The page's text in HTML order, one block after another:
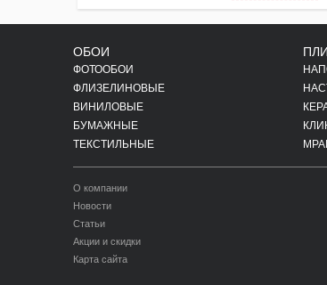
ОБОИ
ФОТООБОИ
ФЛИЗЕЛИНОВЫЕ
ВИНИЛОВЫЕ
БУМАЖНЫЕ
ТЕКСТИЛЬНЫЕ
О компании
Новости
Статьи
Акции и скидки
Карта сайта